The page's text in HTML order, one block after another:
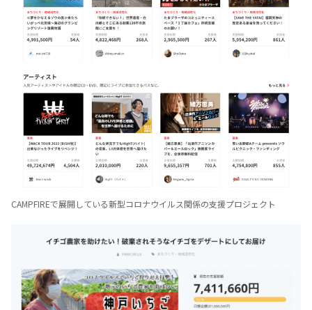
CAMPFIREで展開している新型コロナウイルス関係の支援プロジェクト